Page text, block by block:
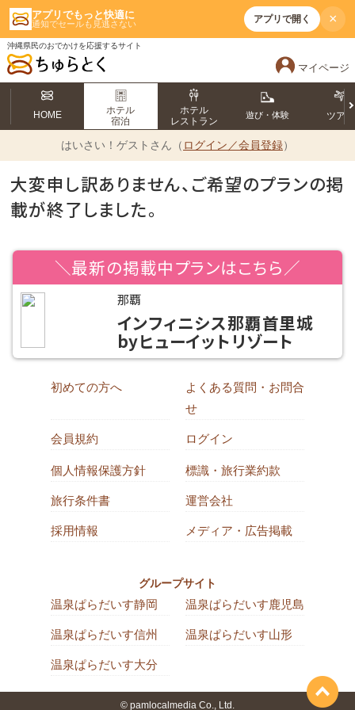
アプリでもっと快適に
通知でセールも見逃さない アプリで開く ×
沖縄県民のおでかけを応援するサイト
マイページ
HOME
ホテル
宿泊
ホテル
レストラン
遊び・体験 ツアー
はいさい！ ゲストさん（ ログイン／会員登録）
大変申し訳ありません、ご希望のプランの掲
載が終了しました。
＼最新の掲載中プランはこちら／
那覇
インフィニシス那覇首里城
byヒューイットリゾート
初めての方へ
よくある質問・お問合
せ
会員規約 ログイン
個人情報保護方針 標識・旅行業約款
旅行条件書 運営会社
採用情報 メディア・広告掲載
グループサイト
温泉ぱらだいす静岡 温泉ぱらだいす鹿児島
温泉ぱらだいす信州 温泉ぱらだいす山形
温泉ぱらだいす大分
© pamlocalmedia Co., Ltd.